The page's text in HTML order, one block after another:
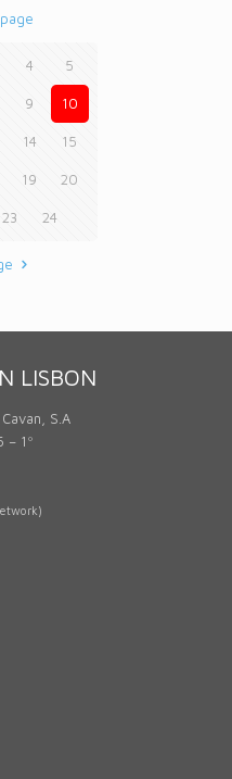
4 5
9 10
14 15
19 20
23 24
LISBON
S.A
– 1º